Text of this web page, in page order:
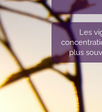
Les
plus